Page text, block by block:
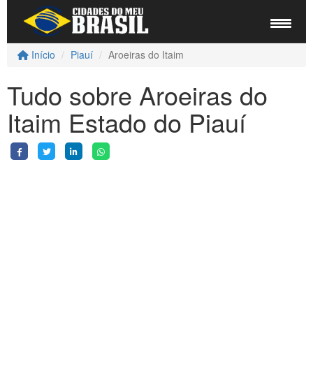
Início Piauí Aroeiras do Itaim
Tudo sobre Aroeiras do
Itaim Estado do Piauí